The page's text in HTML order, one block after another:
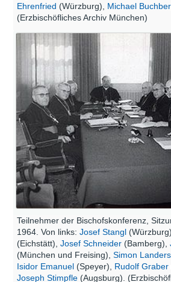
Ehrenfried (Würzburg), Michael
(Erzbischöfliches Archiv München)
Teilnehmer der Bischofskonferenz,
1964. Von links: Josef Stangl
(Eichstätt), Josef Schneider (Bamberg),
(München und Freising), Simon
Isidor Emanuel (Speyer), Rudolf Graber
Joseph Stimpfle (Augsburg).